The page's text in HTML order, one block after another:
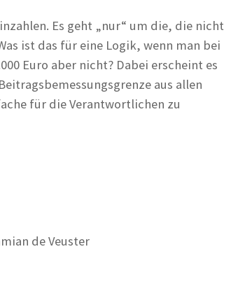
Es geht „nur“ um die, die nicht
ist das für eine Logik, wenn man bei
Euro aber nicht? Dabei erscheint es
aus allen
für die Verantwortlichen zu
de Veuster